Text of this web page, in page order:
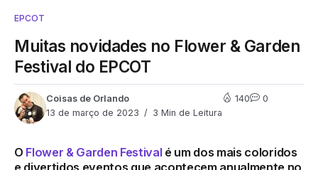
EPCOT
Muitas novidades no Flower & Garden
Festival do EPCOT
Coisas de Orlando
13 de março de 2023
3 Min de Leitura
140 0
O Flower & Garden Festivalé um dos mais coloridos